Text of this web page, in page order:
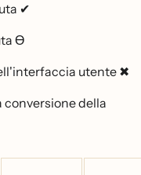
✔
Ɵ
utente ✖
conversione della